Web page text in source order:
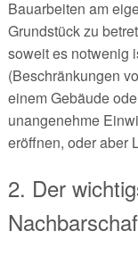
Bauarbeiten am
Grundstück zu
soweit es notwenig
(Beschränkungen
einem Gebäude
unangenehme
eröffnen, oder aber
2. Der